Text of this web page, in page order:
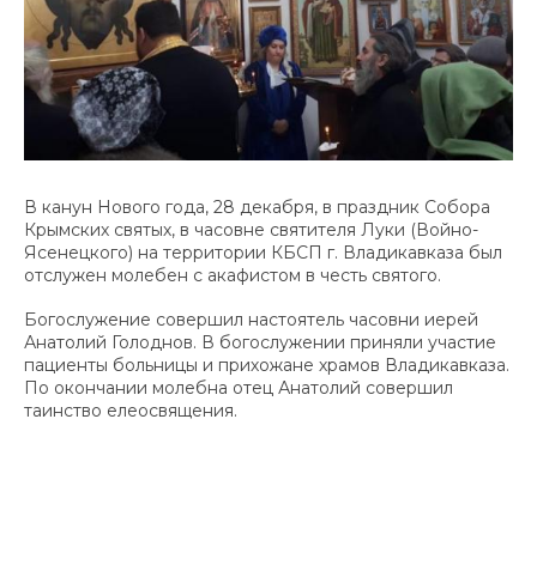
В канун Нового года, 28 декабря, в праздник Собора
Крымских святых, в часовне святителя Луки (Войно-
Ясенецкого) на территории КБСП г. Владикавказа был
отслужен молебен с акафистом в честь святого.
Богослужение совершил настоятель часовни иерей
Анатолий Голоднов. В богослужении приняли участие
пациенты больницы и прихожане храмов Владикавказа.
По окончании молебна отец Анатолий совершил
таинство елеосвящения.